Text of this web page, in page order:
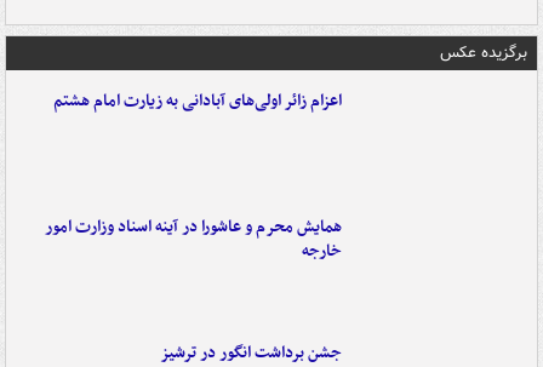
برگزیده عکس
اعزام زائر اولی‌های آبادانی به زیارت امام هشتم
همایش محرم و عاشورا در آینه اسناد وزارت امور
خارجه
جشن برداشت انگور در ترشیز